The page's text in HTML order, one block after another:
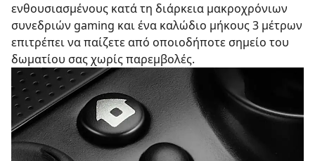
ενθουσιασμένους κατά τη διάρκεια μακροχρόνιων
συνεδριών gaming και ένα καλώδιο μήκους 3 μέτρων
επιτρέπει να παίζετε από οποιοδήποτε σημείο του
δωματίου σας χωρίς παρεμβολές.